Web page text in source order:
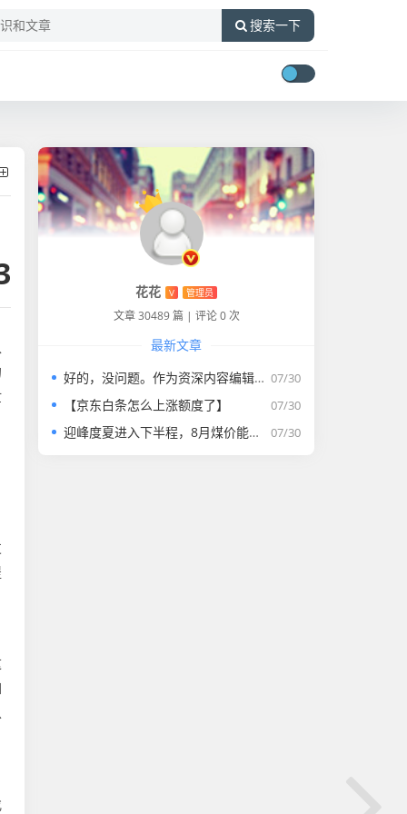
搜索一下
花花 V 管理员
文章 30489 篇 | 评论 0 次
最新文章
07/30
好的，没问题。作为资深内容编辑，我将为您打造一篇符合要求的专业教程文章。
07/30
【京东白条怎么上涨额度了】
07/30
迎峰度夏进入下半程，8月煤价能否走强？